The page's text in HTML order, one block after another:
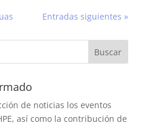
Entradas siguientes »
de noticias los eventos
así como la contribución de